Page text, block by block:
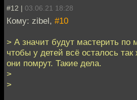
#12 | 03.06.21 18:28
Кому: zibel, #10
> А значит будут мастерить по
чтобы у детей всё осталось так
они помрут. Такие дела.
>
>